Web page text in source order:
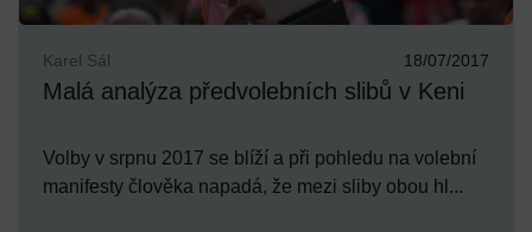
Karel Sál 18/07/2017
Malá analýza předvolebních slibů v Keni
Volby v srpnu 2017 se blíží a při pohledu na volební
manifesty člověka napadá, že mezi sliby obou hl...